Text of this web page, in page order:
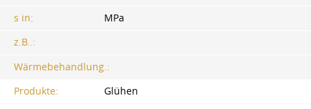
s in:
MPa
z.B..:
Wärmebehandlung.:
Produkte:
Glühen